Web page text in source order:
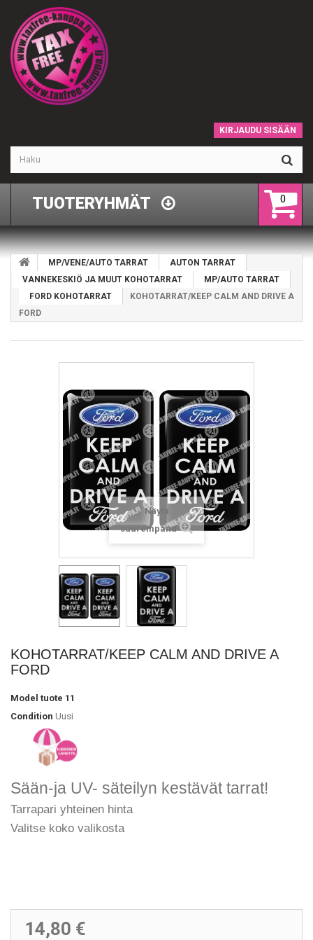
KIRJAUDU SISÄÄN
0
TUOTERYHMÄT
MP/VENE/AUTO TARRAT
AUTON TARRAT
VANNEKESKIÖ JA MUUT KOHOTARRAT
MP/AUTO TARRAT
FORD KOHOTARRAT
KOHOTARRAT/KEEP CALM AND DRIVE A
FORD
Näytä
suurempana
KOHOTARRAT/KEEP CALM AND DRIVE A
FORD
Model tuote 11
Condition Uusi
Sään-ja UV- säteilyn kestävät tarrat!
Tarrapari yhteinen hinta
Valitse koko valikosta
14,80 €